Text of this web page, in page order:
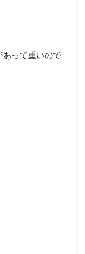
あって重いので